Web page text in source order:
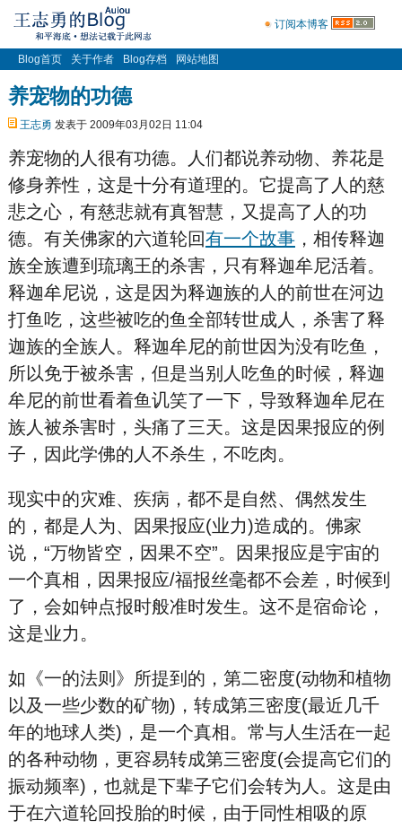
订阅本博客
Blog首页 关于作者 Blog存档 网站地图
养宠物的功德
王志勇 发表于 2009年03月02日 11:04
养宠物的人很有功德。人们都说养动物、养花是
修身养性，这是十分有道理的。它提高了人的慈
悲之心，有慈悲就有真智慧，又提高了人的功
德。有关佛家的六道轮回有一个故事，相传释迦
族全族遭到琉璃王的杀害，只有释迦牟尼活着。
释迦牟尼说，这是因为释迦族的人的前世在河边
打鱼吃，这些被吃的鱼全部转世成人，杀害了释
迦族的全族人。释迦牟尼的前世因为没有吃鱼，
所以免于被杀害，但是当别人吃鱼的时候，释迦
牟尼的前世看着鱼讥笑了一下，导致释迦牟尼在
族人被杀害时，头痛了三天。这是因果报应的例
子，因此学佛的人不杀生，不吃肉。
现实中的灾难、疾病，都不是自然、偶然发生
的，都是人为、因果报应(业力)造成的。佛家
说，“万物皆空，因果不空”。因果报应是宇宙的
一个真相，因果报应/福报丝毫都不会差，时候到
了，会如钟点报时般准时发生。这不是宿命论，
这是业力。
如《一的法则》所提到的，第二密度(动物和植物
以及一些少数的矿物)，转成第三密度(最近几千
年的地球人类)，是一个真相。常与人生活在一起
的各种动物，更容易转成第三密度(会提高它们的
振动频率)，也就是下辈子它们会转为人。这是由
于在六道轮回投胎的时候，由于同性相吸的原